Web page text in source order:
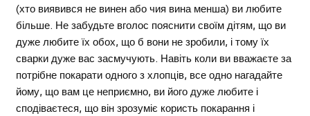
(хто виявився не винен або чия вина менша) ви любите
більше. Не забудьте вголос пояснити своїм дітям, що ви
дуже любите їх обох, що б вони не зробили, і тому їх
сварки дуже вас засмучують. Навіть коли ви вважаєте за
потрібне покарати одного з хлопців, все одно нагадайте
йому, що вам це неприємно, ви його дуже любите і
сподіваєтеся, що він зрозуміє користь покарання і